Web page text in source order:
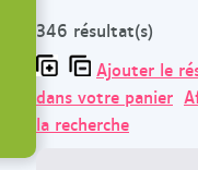
346 résultat(s)
Ajouter le
dans votre panier
la recherche